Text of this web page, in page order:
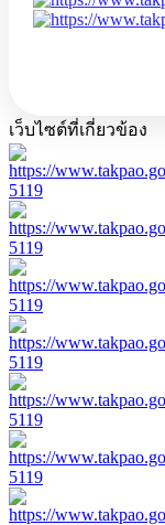
เว็บไซต์ที่เกี่ยวข้อง